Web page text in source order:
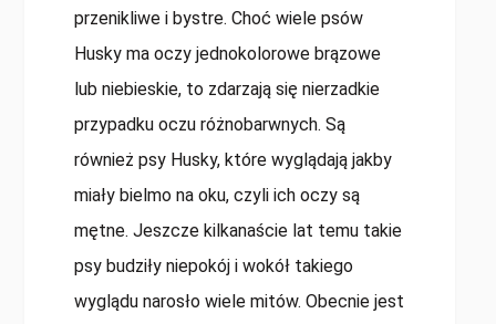
przenikliwe i bystre. Choć wiele psów
Husky ma oczy jednokolorowe brązowe
lub niebieskie, to zdarzają się nierzadkie
przypadku oczu różnobarwnych. Są
również psy Husky, które wyglądają jakby
miały bielmo na oku, czyli ich oczy są
mętne. Jeszcze kilkanaście lat temu takie
psy budziły niepokój i wokół takiego
wyglądu narosło wiele mitów. Obecnie jest